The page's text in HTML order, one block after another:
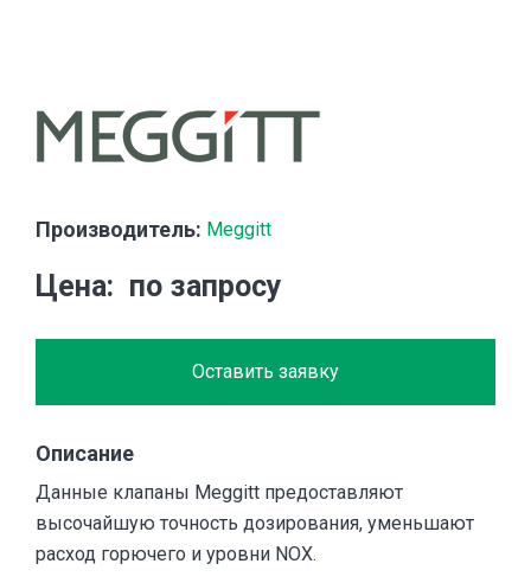
Производитель: Meggitt
Цена по запросу
Оставить заявку
Описание
Данные клапаны Meggitt предоставляют
высочайшую точность дозирования, уменьшают
расход горючего и уровни NOX.